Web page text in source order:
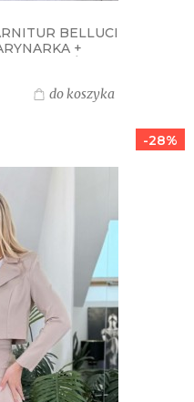
BELLUCI
+
do koszyka
-28%